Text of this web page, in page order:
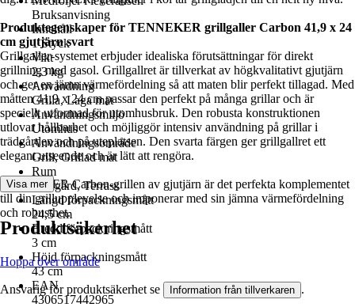
Bruksanvisning
Innehåll
1 Styck
Vikt
2,3 kg
Användning
Grilla, Laga mat
Användningsmiljö
Utomhus
Användningsområde
Grill, Grillad mat
Rum
Trädgård, Terrass
Längd förpackningsmått
24,5 cm
Bredd förpackningsmått
3 cm
Höjd förpackningsmått
43 cm
EAN
4306517442965
Produktegenskaper för TENNEKER grillgaller Carbon 41,9 x 24
cm gjutjärn svart
Grillgaller-systemet erbjuder idealiska förutsättningar för direkt
grillning med gasol. Grillgallret är tillverkat av högkvalitativt gjutjärn
och ger en jämn värmefördelning så att maten blir perfekt tillagad. Med
måtten 41,9 x 24 cm passar den perfekt på många grillar och är
speciellt utformad för utomhusbruk. Den robusta konstruktionen
utlovar hållbarhet och möjliggör intensiv användning på grillar i
trädgården och på uteplatsen. Den svarta färgen ger grillgallret ett
elegant utseende och är lätt att rengöra.
TENNEKER Carbon-grillen av gjutjärn är det perfekta komplementet
till din grillupplevelse och imponerar med sin jämna värmefördelning
och robusthet.
Visa mer
Produktsäkerhet
Hoppa över område
Ansvarig för produktsäkerhet se Information från tillverkaren .